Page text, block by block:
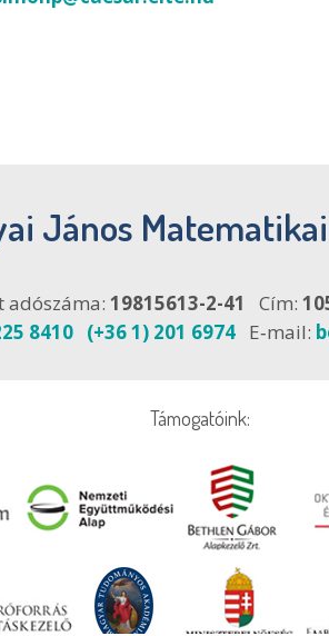
János
adószáma: 19815613-2-41 Cím:
8410 (+36 1) 201 6974 E‑mail:
Támogatóink: